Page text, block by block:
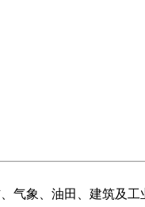
象、油田、建筑及工